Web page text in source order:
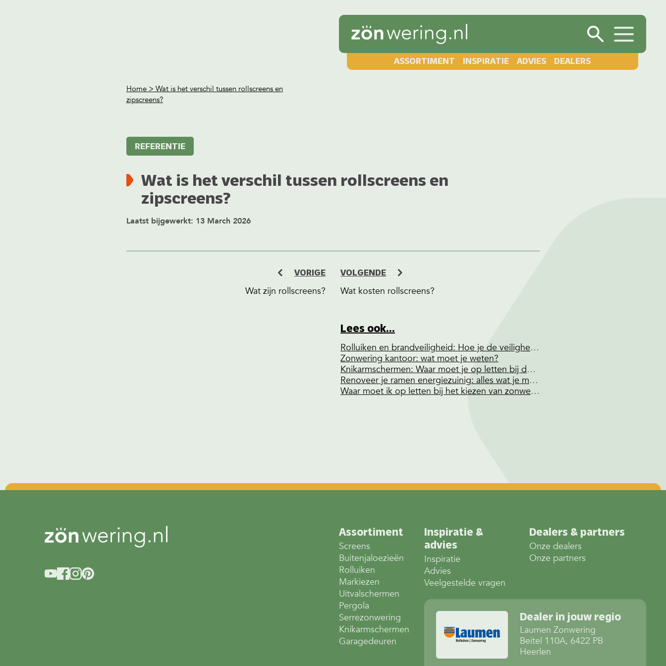
ASSORTIMENT INSPIRATIE ADVIES DEALERS
Home> Wat is het verschil tussen rollscreens en
zipscreens?
REFERENTIE
Wat is het verschil tussen rollscreens en
zipscreens?
Laatst bijgewerkt: 13 March 2026
VORIGE
Wat zijn rollscreens?
VOLGENDE
Wat kosten rollscreens?
Lees ook...
Rolluiken en brandveiligheid: Hoe je de veiligheid kunt vergroten
Zonwering kantoor: wat moet je weten?
Knikarmschermen: Waar moet je op letten bij de aankoop van een knikarmscherm?
Renoveer je ramen energiezuinig: alles wat je moet weten
Waar moet ik op letten bij het kiezen van zonwering?
Assortiment
Screens
Buitenjaloezieën
Rolluiken
Markiezen
Uitvalschermen
Pergola
Serrezonwering
Knikarmschermen
Garagedeuren
Inspiratie &
advies
Inspiratie
Advies
Veelgestelde vragen
Dealers & partners
Onze dealers
Onze partners
Dealer in jouw regio
Laumen Zonwering
Beitel 110A, 6422 PB
Heerlen